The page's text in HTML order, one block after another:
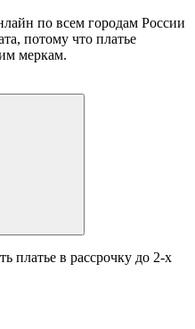
по всем городам России
потому что платье
меркам.
платье в рассрочку до 2-х